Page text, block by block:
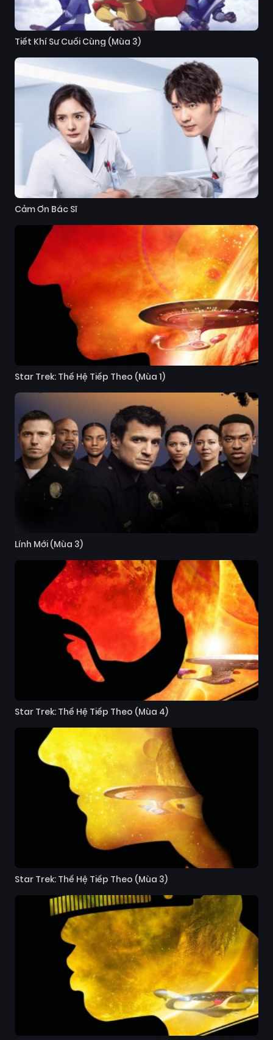
Tiết Khí Sư Cuối Cùng (Mùa 3)
Cảm Ơn Bác Sĩ
Star Trek: Thế Hệ Tiếp Theo (Mùa 1)
Lính Mới (Mùa 3)
Star Trek: Thế Hệ Tiếp Theo (Mùa 4)
Star Trek: Thế Hệ Tiếp Theo (Mùa 3)